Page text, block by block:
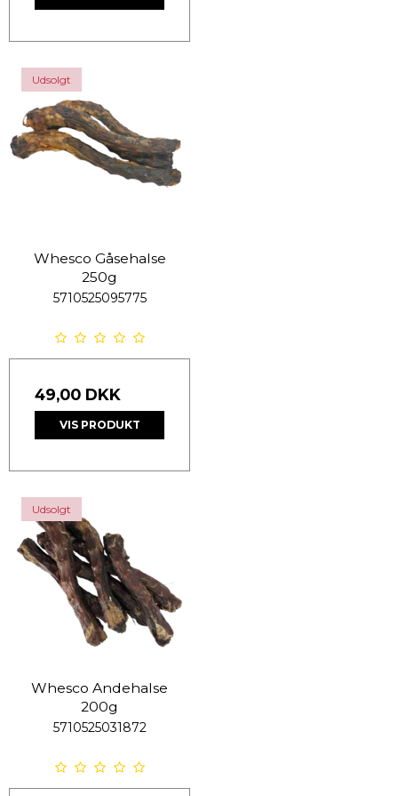
Udsolgt
Whesco Gåsehalse
250g
5710525095775
49,00 DKK
VIS PRODUKT
Udsolgt
Whesco Andehalse
200g
5710525031872